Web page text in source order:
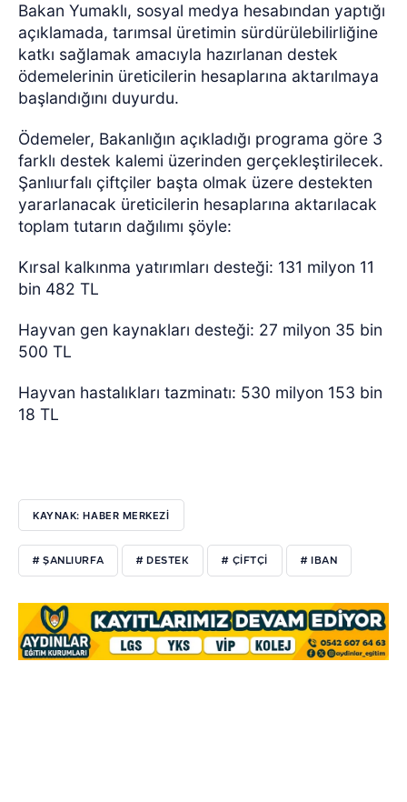
Bakan Yumaklı, sosyal medya hesabından yaptığı
açıklamada, tarımsal üretimin sürdürülebilirliğine
katkı sağlamak amacıyla hazırlanan destek
ödemelerinin üreticilerin hesaplarına aktarılmaya
başlandığını duyurdu.
Ödemeler, Bakanlığın açıkladığı programa göre 3
farklı destek kalemi üzerinden gerçekleştirilecek.
Şanlıurfalı çiftçiler başta olmak üzere destekten
yararlanacak üreticilerin hesaplarına aktarılacak
toplam tutarın dağılımı şöyle:
Kırsal kalkınma yatırımları desteği: 131 milyon 11
bin 482 TL
Hayvan gen kaynakları desteği: 27 milyon 35 bin
500 TL
Hayvan hastalıkları tazminatı: 530 milyon 153 bin
18 TL
KAYNAK: HABER MERKEZİ
# ŞANLIURFA # DESTEK # ÇIFTÇI # IBAN